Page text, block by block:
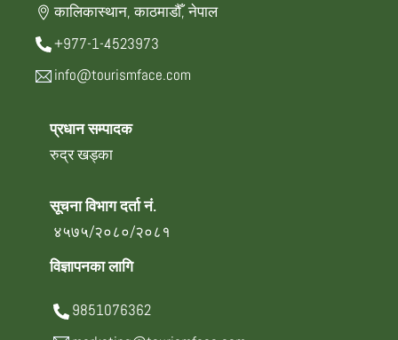
कालिकास्थान, काठमाडौँ, नेपाल
+977-1-4523973
info@tourismface.com
प्रधान सम्पादक
रुद्र खड्का
सूचना विभाग दर्ता नं.
४५७५/२०८०/२०८१
विज्ञापनका लागि
9851076362